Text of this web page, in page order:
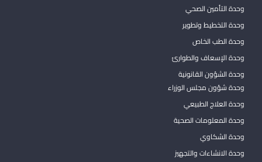
وحدة التأمين الصحي
وحدة التخطيط وتطوير
وحدة الطب الخاص
وحدة الإسعاف والطوارئ
وحدة الشؤون القانونية
وحدة شؤون مجلس الوزراء
وحدة العلاج الطبيعي
وحدة المعلومات الصحية
وحدة الشكاوي
وحدة الانشاءات والتجهيز